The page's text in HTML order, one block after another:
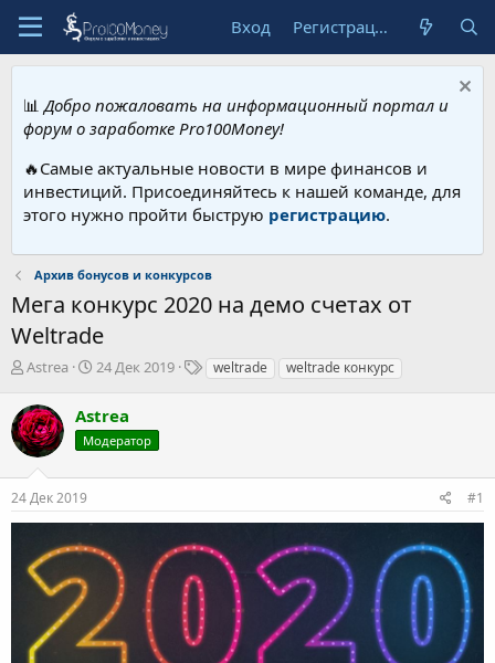
Вход Регистрация
📊 Добро пожаловать на информационный портал и
форум о заработке Pro100Money!
🔥Самые актуальные новости в мире финансов и
инвестиций. Присоединяйтесь к нашей команде, для
этого нужно пройти быструю регистрацию.
Архив бонусов и конкурсов
Мега конкурс 2020 на демо счетах от
Weltrade
А
т
о
р
е
м
ы
Astrea
Д
а
н
ч
л
а
24 Дек 2019
Тweltrade weltrade конкурс
Astrea
Модератор
24 Дек 2019 #1